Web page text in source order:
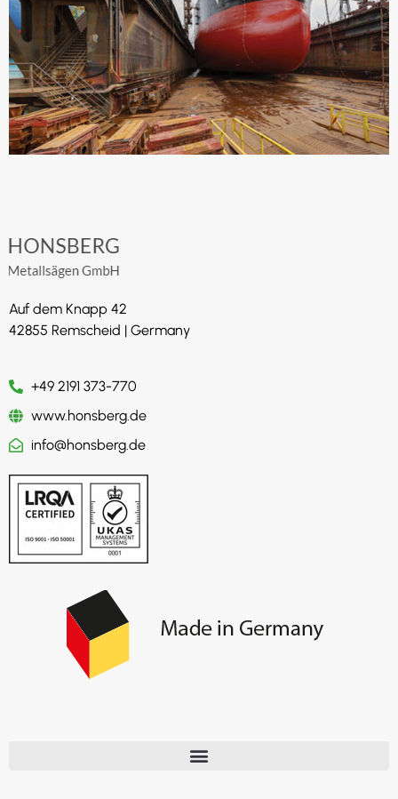
Auf dem Knapp 42
42855 Remscheid | Germany
+49 2191 373-770
www.honsberg.de
info@honsberg.de